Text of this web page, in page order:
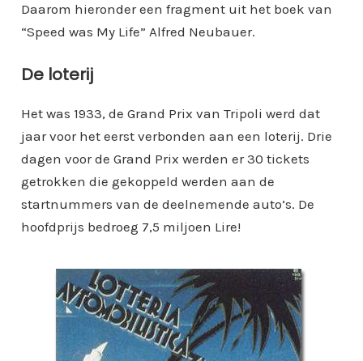
Daarom hieronder een fragment uit het boek van
“Speed was My Life” Alfred Neubauer.
De loterij
Het was 1933, de Grand Prix van Tripoli werd dat
jaar voor het eerst verbonden aan een loterij. Drie
dagen voor de Grand Prix werden er 30 tickets
getrokken die gekoppeld werden aan de
startnummers van de deelnemende auto’s. De
hoofdprijs bedroeg 7,5 miljoen Lire!